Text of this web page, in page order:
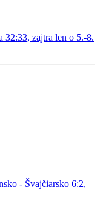
32:33, zajtra len o 5.-8.
- Švajčiarsko 6:2,